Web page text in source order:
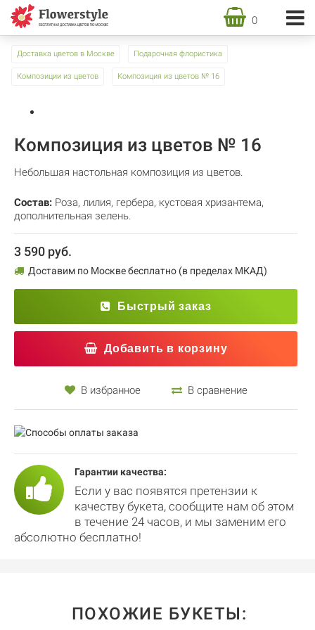
0
Доставка цветов в Москве Подарочная флористика
Композиции из цветов Композиция из цветов № 16
Композиция из цветов № 16
Небольшая настольная композиция из цветов.
Состав: Роза, лилия, гербера, кустовая хризантема,
дополнительная зелень.
3 590 руб.
Доставим по Москве бесплатно (в пределах МКАД)
Быстрый заказ
Добавить в корзину
В избранное В сравнение
Гарантии качества:
Если у вас появятся претензии к
качеству букета, сообщите нам об этом
в течение 24 часов, и мы заменим его
абсолютно бесплатно!
ПОХОЖИЕ БУКЕТЫ: